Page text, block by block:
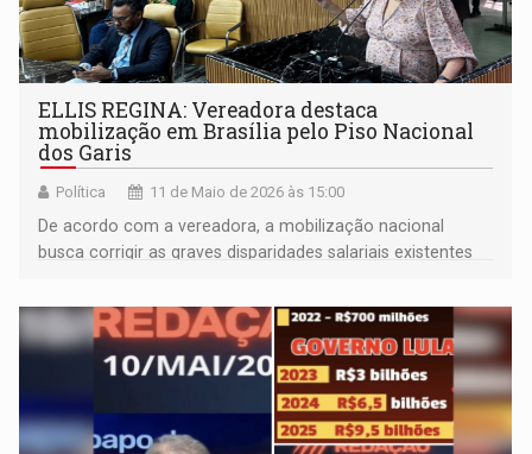
ELLIS REGINA: Vereadora destaca
mobilização em Brasília pelo Piso Nacional
dos Garis
Política 11 de Maio de 2026 às 15:00
De acordo com a vereadora, a mobilização nacional
busca corrigir as graves disparidades salariais existentes